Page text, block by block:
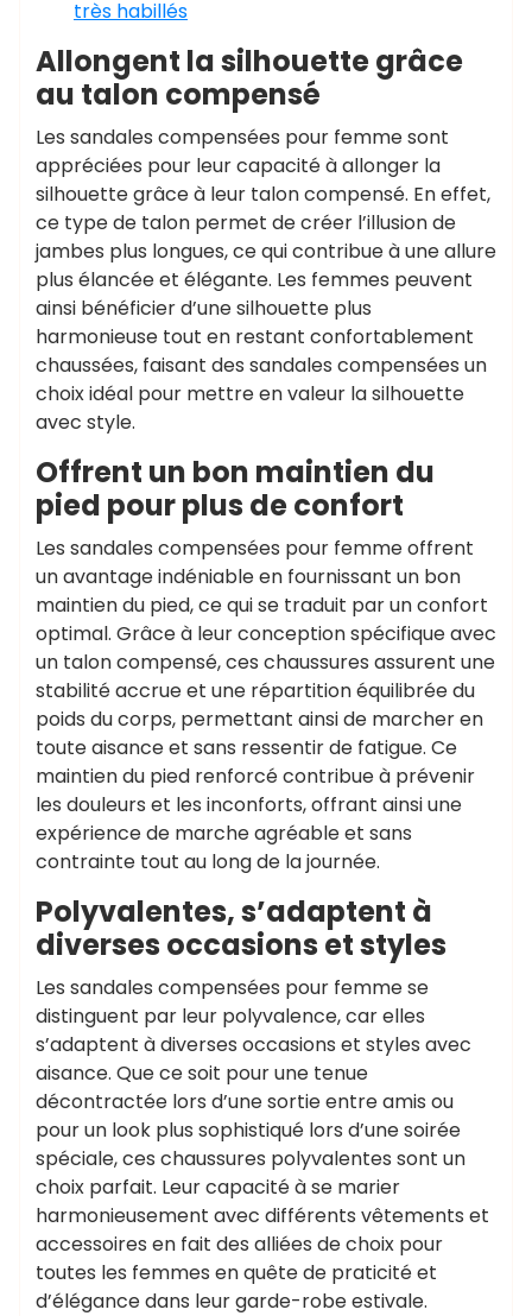
très habillés
Allongent la silhouette grâce
au talon compensé
Les sandales compensées pour femme sont
appréciées pour leur capacité à allonger la
silhouette grâce à leur talon compensé. En effet,
ce type de talon permet de créer l’illusion de
jambes plus longues, ce qui contribue à une allure
plus élancée et élégante. Les femmes peuvent
ainsi bénéficier d’une silhouette plus
harmonieuse tout en restant confortablement
chaussées, faisant des sandales compensées un
choix idéal pour mettre en valeur la silhouette
avec style.
Offrent un bon maintien du
pied pour plus de confort
Les sandales compensées pour femme offrent
un avantage indéniable en fournissant un bon
maintien du pied, ce qui se traduit par un confort
optimal. Grâce à leur conception spécifique avec
un talon compensé, ces chaussures assurent une
stabilité accrue et une répartition équilibrée du
poids du corps, permettant ainsi de marcher en
toute aisance et sans ressentir de fatigue. Ce
maintien du pied renforcé contribue à prévenir
les douleurs et les inconforts, offrant ainsi une
expérience de marche agréable et sans
contrainte tout au long de la journée.
Polyvalentes, s’adaptent à
diverses occasions et styles
Les sandales compensées pour femme se
distinguent par leur polyvalence, car elles
s’adaptent à diverses occasions et styles avec
aisance. Que ce soit pour une tenue
décontractée lors d’une sortie entre amis ou
pour un look plus sophistiqué lors d’une soirée
spéciale, ces chaussures polyvalentes sont un
choix parfait. Leur capacité à se marier
harmonieusement avec différents vêtements et
accessoires en fait des alliées de choix pour
toutes les femmes en quête de praticité et
d’élégance dans leur garde-robe estivale.